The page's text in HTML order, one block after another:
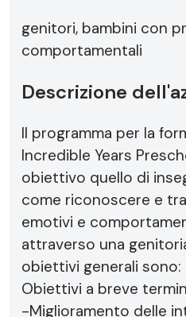
genitori, bambini con
comportamentali
Descrizione
Il programma per la
Incredible Years
obiettivo quello di
come riconoscere e
emotivi e
attraverso una
obiettivi generali sono:
Obiettivi a breve
-Miglioramento delle